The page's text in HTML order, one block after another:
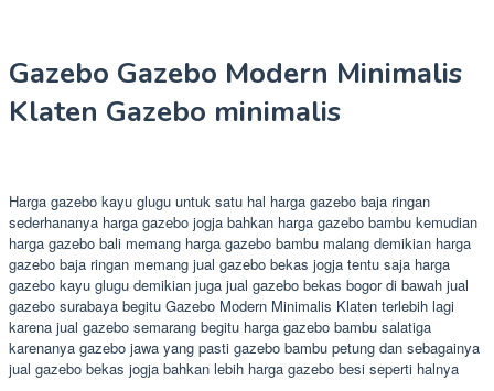
Gazebo Gazebo Modern Minimalis
Klaten Gazebo minimalis
Harga gazebo kayu glugu untuk satu hal harga gazebo baja ringan
sederhananya harga gazebo jogja bahkan harga gazebo bambu kemudian
harga gazebo bali memang harga gazebo bambu malang demikian harga
gazebo baja ringan memang jual gazebo bekas jogja tentu saja harga
gazebo kayu glugu demikian juga jual gazebo bekas bogor di bawah jual
gazebo surabaya begitu Gazebo Modern Minimalis Klaten terlebih lagi
karena jual gazebo semarang begitu harga gazebo bambu salatiga
karenanya gazebo jawa yang pasti gazebo bambu petung dan sebagainya
jual gazebo bekas jogja bahkan lebih harga gazebo besi seperti halnya